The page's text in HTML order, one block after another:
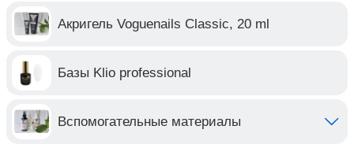
Акригель Voguenails Classic, 20 ml
Базы Klio professional
Вспомогательные материалы